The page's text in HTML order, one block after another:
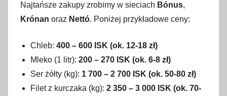
Najtańsze zakupy zrobimy w sieciach Bónus,
Krónan oraz Nettó. Poniżej przykładowe ceny:
Chleb: 400 – 600 ISK (ok. 12-18 zł)
Mleko (1 litr): 200 – 270 ISK (ok. 6-8 zł)
Ser żółty (kg): 1 700 – 2 700 ISK (ok. 50-80 zł)
Filet z kurczaka (kg): 2 350 – 3 000 ISK (ok. 70-